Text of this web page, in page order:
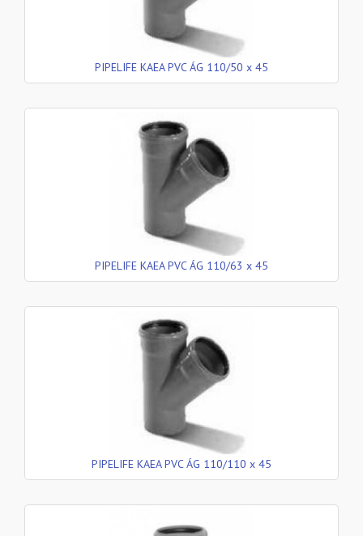
PIPELIFE KAEA PVC ÁG 110/50 x 45
PIPELIFE KAEA PVC ÁG 110/63 x 45
PIPELIFE KAEA PVC ÁG 110/110 x 45